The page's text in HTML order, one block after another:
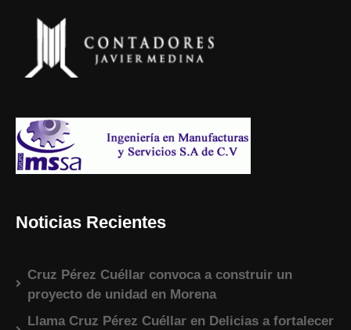
Noticias Recientes
Cruz Pérez Cuéllar convoca a construir un
proyecto de unidad en Morena
Llama Cruz Pérez Cuéllar en Delicias a fortalecer